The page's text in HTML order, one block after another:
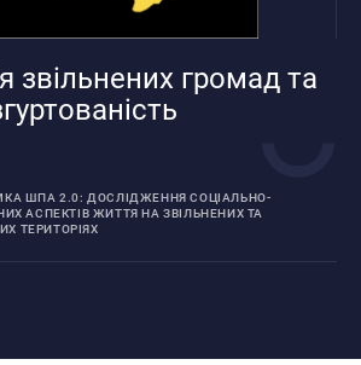
звільнених громад та
ШПА 2.0: ДОСЛІДЖЕННЯ СОЦІАЛЬНО-
АСПЕКТІВ ЖИТТЯ НА ЗВІЛЬНЕНИХ ТА
ТЕРИТОРІЯХ